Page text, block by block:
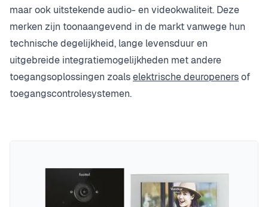
maar ook uitstekende audio- en videokwaliteit. Deze
merken zijn toonaangevend in de markt vanwege hun
technische degelijkheid, lange levensduur en
uitgebreide integratiemogelijkheden met andere
toegangsoplossingen zoalselektrische deuropenersof
toegangscontrolesystemen.